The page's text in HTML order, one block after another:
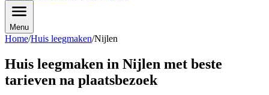
Menu
Home/Huis leegmaken/Nijlen
Huis leegmaken in Nijlen met beste
tarieven na plaatsbezoek